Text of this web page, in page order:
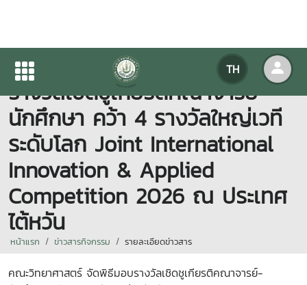
TH
คณะวิทยาศาสตร์ จัดพิธีมอบ
รางวัลเชิดชูเกียรติคณาจารย์-
นักศึกษา คว้า 4 รางวัลใหญ่เวที
ระดับโลก Joint International
Innovation & Applied
Competition 2026 ณ ประเทศ
ไต้หวัน
หน้าแรก ข่าวสารกิจกรรม รายละเอียดข่าวสาร
คณะวิทยาศาสตร์ จัดพิธีมอบรางวัลเชิดชูเกียรติคณาจารย์-